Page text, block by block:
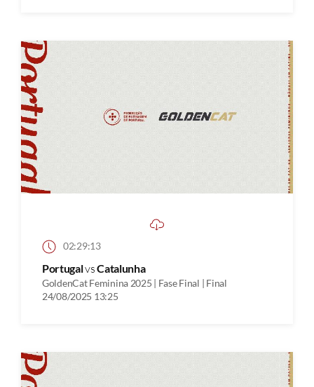
02:29:13
PortugalvsCatalunha
GoldenCat Feminina 2025 | Fase Final | Final
24/08/2025 13:25